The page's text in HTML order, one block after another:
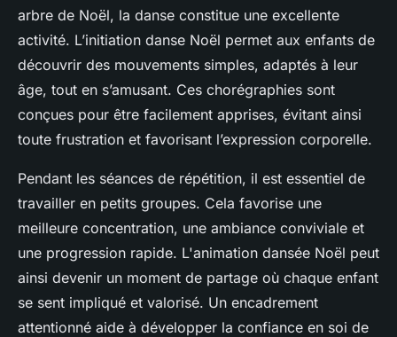
arbre de Noël, la danse constitue une excellente
activité. L’initiation danse Noël permet aux enfants de
découvrir des mouvements simples, adaptés à leur
âge, tout en s’amusant. Ces chorégraphies sont
conçues pour être facilement apprises, évitant ainsi
toute frustration et favorisant l’expression corporelle.
Pendant les séances de répétition, il est essentiel de
travailler en petits groupes. Cela favorise une
meilleure concentration, une ambiance conviviale et
une progression rapide. L'animation dansée Noël peut
ainsi devenir un moment de partage où chaque enfant
se sent impliqué et valorisé. Un encadrement
attentionné aide à développer la confiance en soi de